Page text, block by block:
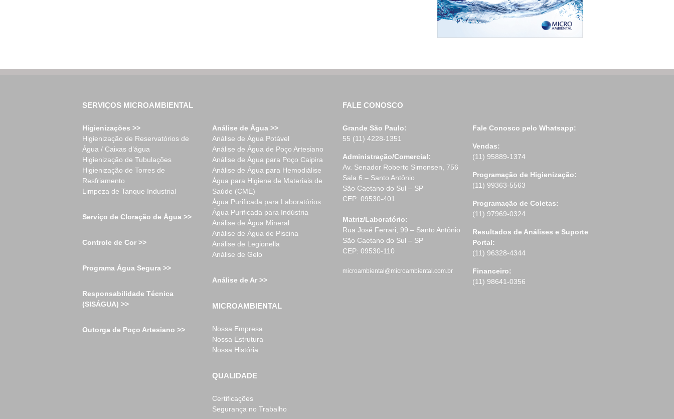
SERVIÇOS MICROAMBIENTAL
Higienizações >>
Higienização de Reservatórios de
Água / Caixas d’água
Higienização de Tubulações
Higienização de Torres de
Resfriamento
Limpeza de Tanque Industrial
Serviço de Cloração de Água >>
Controle de Cor >>
Programa Água Segura >>
Responsabilidade Técnica
(SISÁGUA) >>
Outorga de Poço Artesiano >>
Análise de Água >>
Análise de Água Potável
Análise de Água de Poço Artesiano
Análise de Água para Poço Caipira
Análise de Água para Hemodiálise
Água para Higiene de Materiais de
Saúde (CME)
Água Purificada para Laboratórios
Água Purificada para Indústria
Análise de Água Mineral
Análise de Água de Piscina
Análise de Legionella
Análise de Gelo
Análise de Ar >>
MICROAMBIENTAL
Nossa Empresa
Nossa Estrutura
Nossa História
QUALIDADE
Certificações
Segurança no Trabalho
FALE CONOSCO
Grande São Paulo:
55 (11) 4228-1351
Administração/Comercial:
Av. Senador Roberto Simonsen, 756
Sala 6 – Santo Antônio
São Caetano do Sul – SP
CEP: 09530-401
Matriz/Laboratório:
Rua José Ferrari, 99 – Santo Antônio
São Caetano do Sul – SP
CEP: 09530-110
microambiental@microambiental.com.br
Fale Conosco pelo Whatsapp:
Vendas:
(11) 95889-1374
Programação de Higienização:
(11) 99363-5563
Programação de Coletas:
(11) 97969-0324
Resultados de Análises e Suporte
Portal:
(11) 96328-4344
Financeiro:
(11) 98641-0356